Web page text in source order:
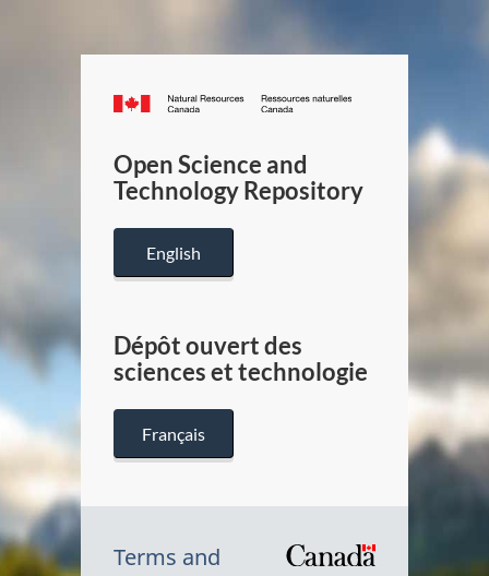
Canada.ca
/
Canada
Open Science and
Technology Repository
English
Dépôt ouvert des
sciences et technologie
Français
Terms and